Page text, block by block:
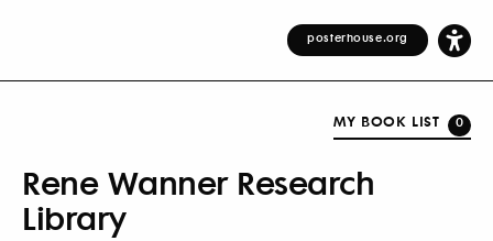
posterhouse.org
MY BOOK LIST 0
Rene Wanner Research
Library